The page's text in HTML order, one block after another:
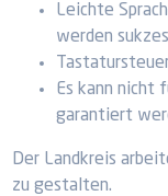
Leichte
werden
Es kann nicht
garantiert
Der Landkreis
zu gestalten.